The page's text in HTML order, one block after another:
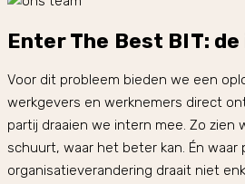
Enter The Best BIT:
Voor dit probleem bieden we een
werkgevers en werknemers direct
partij draaien we intern mee. Zo zien
schuurt, waar het beter kan. Én waar
organisatieverandering draait niet